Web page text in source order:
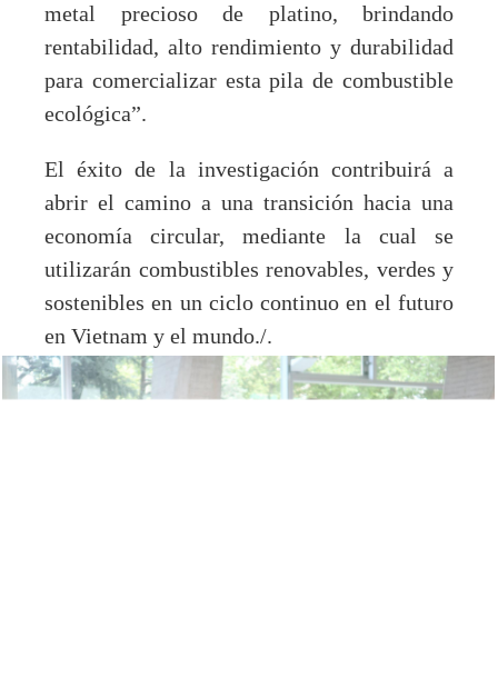
metal precioso de platino, brindando
rentabilidad, alto rendimiento y durabilidad
para comercializar esta pila de combustible
ecológica”.
El éxito de la investigación contribuirá a
abrir el camino a una transición hacia una
economía circular, mediante la cual se
utilizarán combustibles renovables, verdes y
sostenibles en un ciclo continuo en el futuro
en Vietnam y el mundo./.